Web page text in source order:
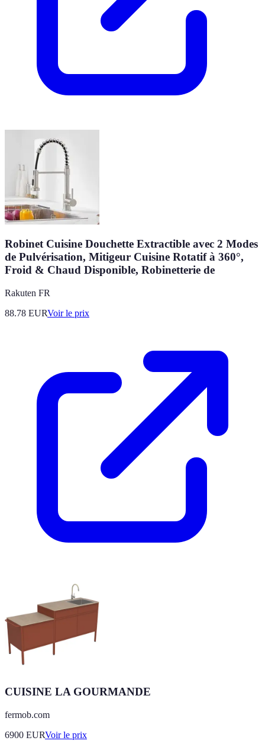
Robinet Cuisine Douchette Extractible avec 2 Modes
de Pulvérisation, Mitigeur Cuisine Rotatif à 360°,
Froid & Chaud Disponible, Robinetterie de
Rakuten FR
88.78 EURVoir le prix
CUISINE LA GOURMANDE
fermob.com
6900 EURVoir le prix